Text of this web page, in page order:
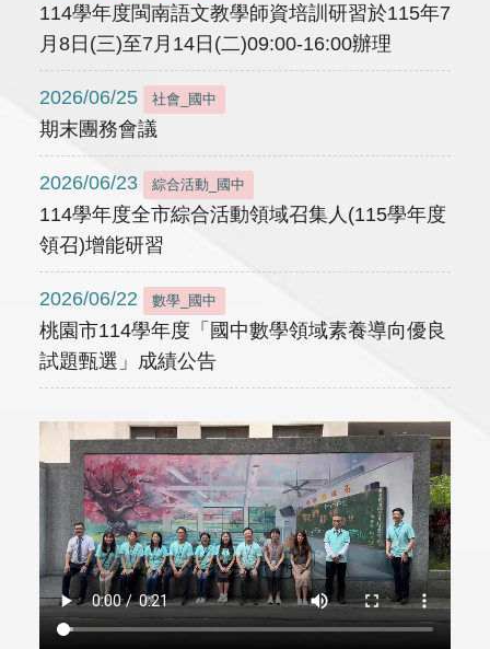
114學年度閩南語文教學師資培訓研習於115年7
月8日(三)至7月14日(二)09:00-16:00辦理
2026/06/25 社會_國中
期末團務會議
2026/06/23 綜合活動_國中
114學年度全市綜合活動領域召集人(115學年度
領召)增能研習
2026/06/22 數學_國中
桃園市114學年度「國中數學領域素養導向優良
試題甄選」成績公告